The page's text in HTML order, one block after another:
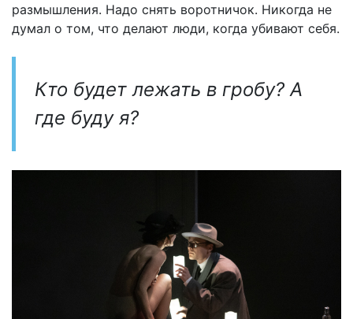
размышления. Надо снять воротничок. Никогда не
думал о том, что делают люди, когда убивают себя.
Кто будет лежать в гробу? А
где буду я?